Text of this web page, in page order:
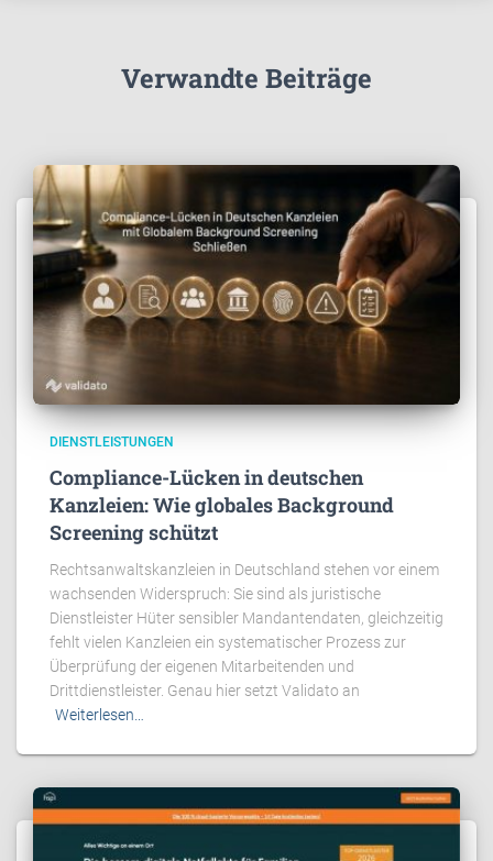
Verwandte Beiträge
DIENSTLEISTUNGEN
Compliance-Lücken in deutschen
Kanzleien: Wie globales Background
Screening schützt
Rechtsanwaltskanzleien in Deutschland stehen vor einem
wachsenden Widerspruch: Sie sind als juristische
Dienstleister Hüter sensibler Mandantendaten, gleichzeitig
fehlt vielen Kanzleien ein systematischer Prozess zur
Überprüfung der eigenen Mitarbeitenden und
Drittdienstleister. Genau hier setzt Validato an
Weiterlesen…